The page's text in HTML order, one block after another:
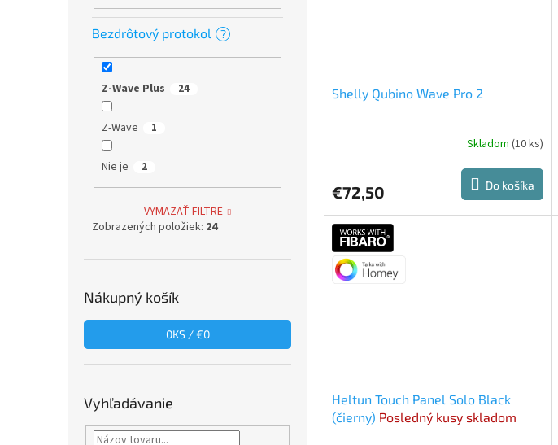
Bezdrôtový protokol ?
Z-Wave Plus 24
Z-Wave 1
Nie je 2
VYMAZAŤ FILTRE
Zobrazených položiek: 24
Nákupný košík
0KS /€0
Vyhľadávanie
Shelly Qubino Wave Pro 2
Skladom (10 ks)
€72,50 Do košíka
Heltun Touch Panel Solo Black
(čierny) Posledný kusy skladom